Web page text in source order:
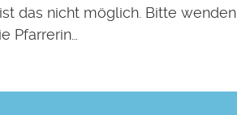
das nicht möglich. Bitte wenden
Pfarrerin…